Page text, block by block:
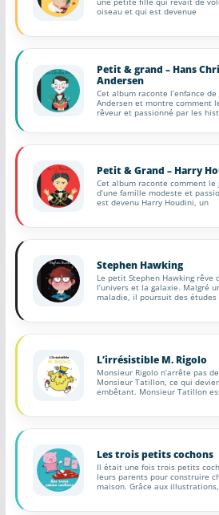
COMMUNAUTÉ
Réseaux sociaux
Petites annonces
AUTRE
Boutique
Contact
oiseau et qui est devenue
Petit & grand – Hans
Andersen
Cet album raconte l’enfance
Andersen et montre comment
rêveur et passionné par les
Petit & Grand – Harry
Cet album raconte comment le
d’une famille modeste et
est devenu Harry Houdini, un
Stephen Hawking
Le petit Stephen Hawking rêve
l’univers et la galaxie. Malgré
maladie, il poursuit des études
L’irrésistible M. Rigolo
Monsieur Rigolo n’arrête pas
Monsieur Tatillon, ce qui
embêtant. Monsieur Tatillon
Les trois petits cochons
Il était une fois trois petits
leurs parents pour construire
maison. Grâce aux